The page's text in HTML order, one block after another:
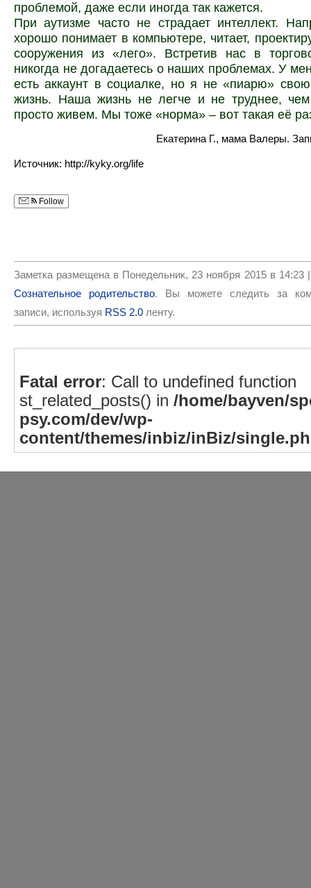
проблемой, даже если иногда так кажется.
При аутизме часто не страдает интеллект.
хорошо понимает в компьютере, читает,
сооружения из «лего». Встретив нас в
никогда не догадаетесь о наших проблемах. У
есть аккаунт в социалке, но я не «пиарю»
жизнь. Наша жизнь не легче и не труднее,
просто живем. Мы тоже «норма» – вот такая её
Екатерина Г., мама Валеры.
Источник: http://kyky.org/life
Follow
Заметка размещена в Понедельник, 23 ноября 2015 в 14:23
Сознательное родительство. Вы можете следить за
записи, используя RSS 2.0 ленту.
Fatal error: Call to undefined function
st_related_posts() in /home/bayven/
psy.com/dev/wp-
content/themes/inbiz/inBiz/